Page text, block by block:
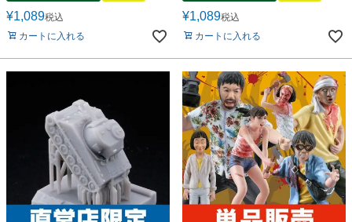
¥1,089税込
カートに入れる
¥1,089税込
カートに入れる